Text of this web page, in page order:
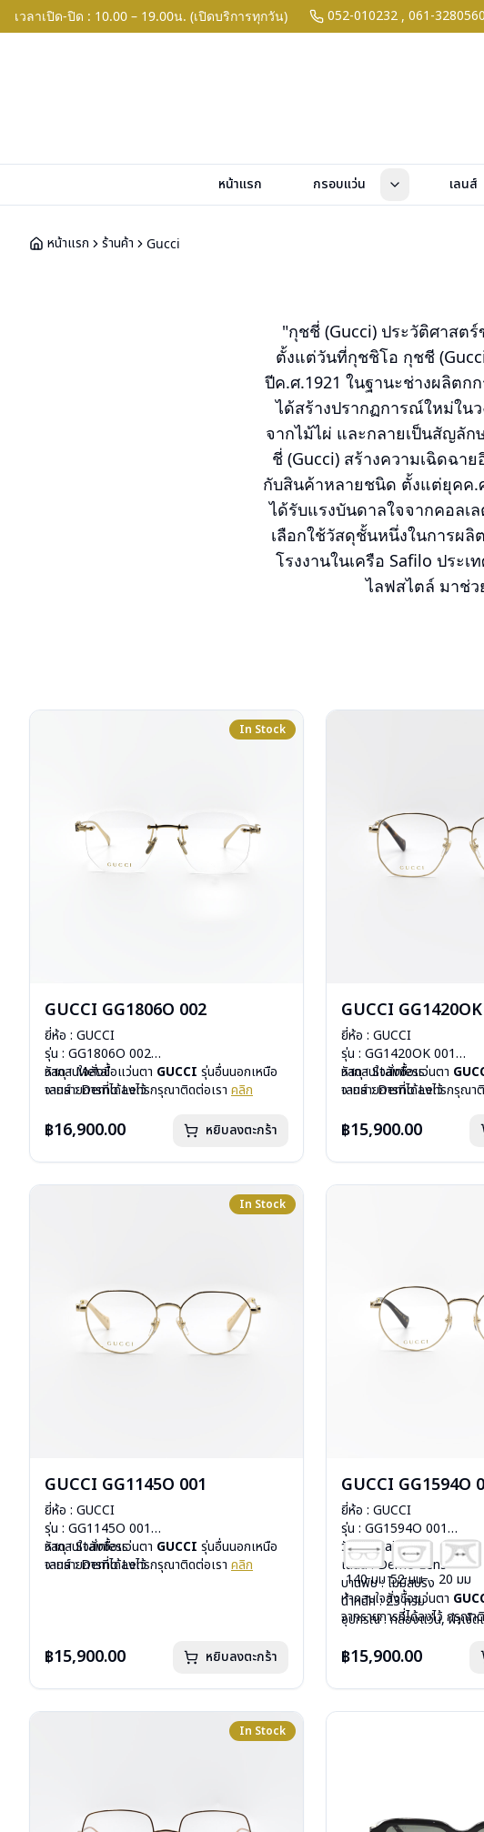
เวลาเปิด-ปิด : 10.00 – 19.00น. (เปิดบริการทุกวัน) 052-010232 , 061-3280560
หน้าแรก กรอบแว่น เลนส์
หน้าแรก ร้านค้า Gucci
"กุชชี่ (Gucci) ประวัติศาสต
ตั้งแต่วันที่กุชชิโอ กุชชี
ปีค.ศ.1921 ในฐานะช่างผลิตก
ได้สร้างปรากฏการณ์ใหม่ใน
จากไม้ไผ่ และกลายเป็นสัญลั
ชี่ (Gucci) สร้างความเฉิดฉ
กับสินค้าหลายชนิด ตั้งแต่ยุคค.
ได้รับแรงบันดาลใจจากคอลเ
เลือกใช้วัสดุชั้นหนึ่งในการผ
โรงงานในเครือ Safilo ประ
ไลฟสไตล์ มาช่ว
In Stock
GUCCI GG1806O 002
ยี่ห้อ : GUCCI
รุ่น : GG1806O 002
วัสดุ : Metal
เลนส์ : Demo Lens
น้ำหนัก : 27 กรัม
การรับประกัน : 1 ปี
หากสนใจสั่งชื้อแว่นตา GUCCI รุ่นอื่นนอกเหนือ
จากรายการที่ได้ลงไว้ กรุณาติดต่อเรา คลิก
฿16,900.00 หยิบลงตะกร้า
GUCCI
ยี่ห้อ : GUCCI
รุ่น : GG1420OK 001
วัสดุ : Stainless
เลนส์ : Demo Lens
น้ำหนัก : 23 กรัม
การรับประกัน : 1 ปี
หากสนใจสั่งชื้อแว่นตา
จากรายการที่ได้ลงไว้ กรุณา
฿15,900.00
In Stock
GUCCI GG1145O 001
ยี่ห้อ : GUCCI
รุ่น : GG1145O 001
วัสดุ : Stainless
เลนส์ : Demo Lens
หากสนใจสั่งชื้อแว่นตา GUCCI รุ่นอื่นนอกเหนือ
จากรายการที่ได้ลงไว้ กรุณาติดต่อเรา คลิก
฿15,900.00 หยิบลงตะกร้า
GUCCI GG1594O
ยี่ห้อ : GUCCI
รุ่น : GG1594O 001
วัสดุ : Stainless
เลนส์ : Demo Lens
บานพับ : ไม่มีสปริง
น้ำหนัก : 23 กรัม
อุปกรณ์ : กล่องแว่น, ผ้าเช็ด
140 มม 52 มม 20 มม
หากสนใจสั่งชื้อแว่นตา
จากรายการที่ได้ลงไว้ กรุณา
฿15,900.00
In Stock